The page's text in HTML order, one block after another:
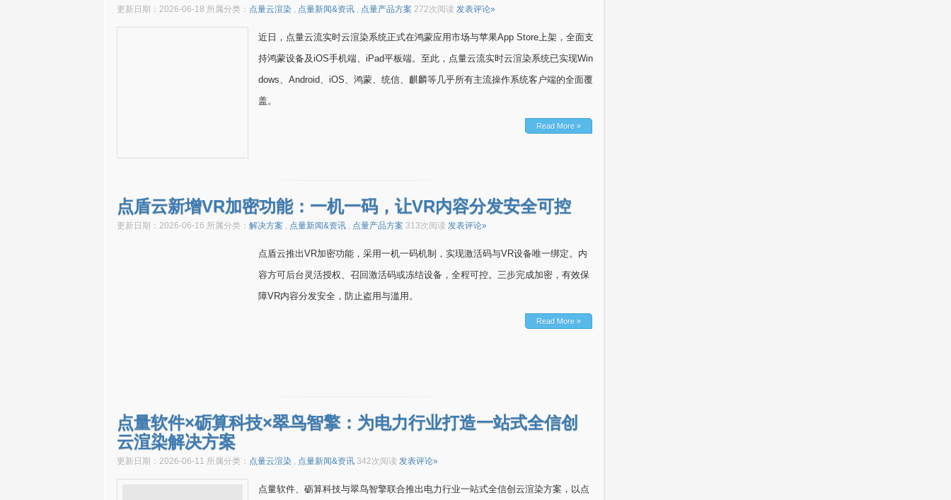
更新日期：2026-06-18 所属分类： 点量云渲染 , 点量新闻&资讯 , 点量产品方案 272次阅读 发表评论»
近日，点量云流实时云渲染系统正式在鸿蒙应用市场与苹果App Store上架，全面支
持鸿蒙设备及iOS手机端、iPad平板端。至此，点量云流实时云渲染系统已实现Win
dows、Android、iOS、鸿蒙、统信、麒麟等几乎所有主流操作系统客户端的全面覆
盖。
Read More »
点盾云新增VR加密功能：一机一码，让VR内容分发安全可控
更新日期：2026-06-16 所属分类： 解决方案 , 点量新闻&资讯 , 点量产品方案 313次阅读 发表评论»
点盾云推出VR加密功能，采用一机一码机制，实现激活码与VR设备唯一绑定。内
容方可后台灵活授权、召回激活码或冻结设备，全程可控。三步完成加密，有效保
障VR内容分发安全，防止盗用与滥用。
Read More »
点量软件×砺算科技×翠鸟智擎：为电力行业打造一站式全信创
云渲染解决方案
更新日期：2026-06-11 所属分类： 点量云渲染 , 点量新闻&资讯 342次阅读 发表评论»
点量软件、砺算科技与翠鸟智擎联合推出电力行业一站式全信创云渲染方案，以点